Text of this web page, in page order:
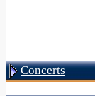
Concerts